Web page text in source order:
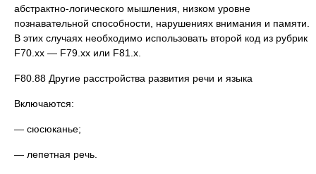
абстрактно-логического мышления, низком уровне
познавательной способности, нарушениях внимания и памяти.
В этих случаях необходимо использовать второй код из рубрик
F70.хх — F79.хх или F81.х.
F80.88 Другие расстройства развития речи и языка
Включаются:
— сюсюканье;
— лепетная речь.